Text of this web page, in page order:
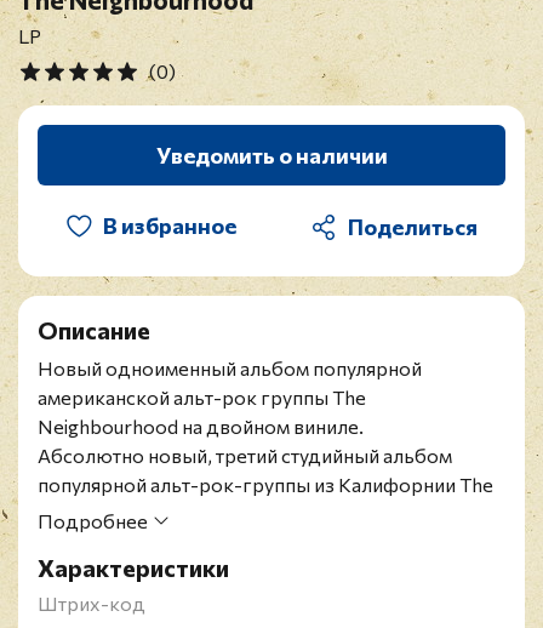
LP
(0)
Уведомить о наличии
В избранное
Описание
Новый одноименный альбом популярной
американской альт-рок группы The
Neighbourhood на двойном виниле.
Абсолютно новый, третий студийный альбом
популярной альт-рок-группы из Калифорнии The
Neighbourhood. Коллектив, уже покорявший
Weather" (1 место в Billboard‍ '​s alternative chart и
224 млн просмотров на YouTube), стремится не
Подробнее
Характеристики
Штрих-код